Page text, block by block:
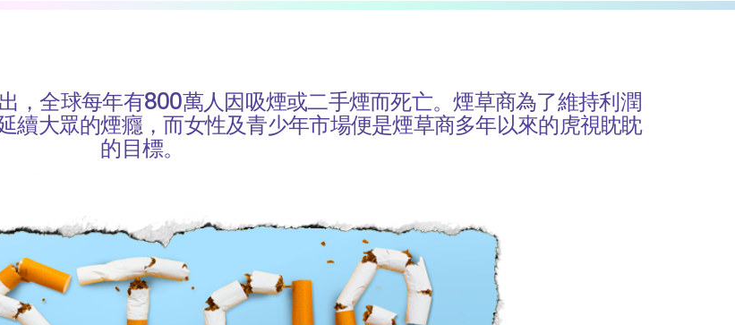
，全球每年有800萬人因吸煙或二手煙而死亡。煙草商為了維持利潤
續大眾的煙癮，而女性及青少年市場便是煙草商多年以來的虎視眈眈
的目標。